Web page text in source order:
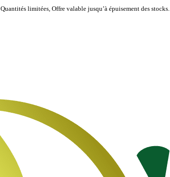
Quantités limitées, Offre valable jusqu’à épuisement des stocks.